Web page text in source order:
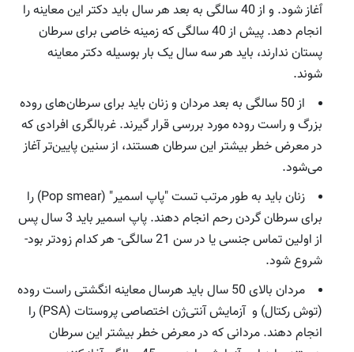
ٱغاز شود. و از 40 سالگی به بعد هر سال باید دکتر این معاینه را
انجام دهد. پیش از 40 سالگی که زمینه خاصی برای سرطان
پستان ندارند، باید هر سه سال یک بار بوسیله دکتر معاینه
شوند.
از 50 سالگی به بعد مردان و زنان باید برای سرطان‌های روده‌
بزرگ و راست روده مورد بررسی قرار گیرند. غربالگری افرادی که
در معرض خطر بیشتر این سرطان هستند، از سنین پایین‌تر آغاز
می‌شود.
زنان باید به طور مرتب تست "پاپ اسمیر" (Pop smear) را
برای سرطان گردن رحم انجام دهند. پاپ اسمیر باید 3 سال پس
از اولین تماس جنسی یا در سن 21 سالگی- هر کدام زودتر بود-
شروع شود.
مردان بالای 50 سال باید هرسال معاینه انگشتی راست روده
(توش رکتال) و آزمایش آنتی‌ژن‌ اختصاصی پروستات (PSA) را
انجام دهند. مردانی که در معرض خطر بیشتر این سرطان